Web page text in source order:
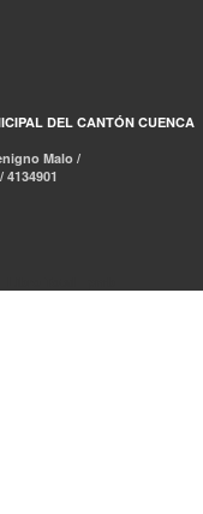
DEL CANTÓN CUENCA
Malo /
4134901